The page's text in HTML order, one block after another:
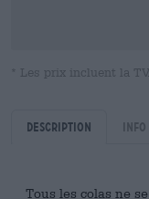
* Les prix incluent la
Description Info
Tous les colas ne